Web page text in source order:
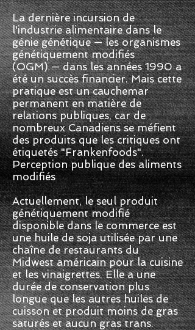
La dernière incursion de
l'industrie alimentaire dans le
génie génétique — les organismes
génétiquement modifiés
(OGM) — dans les années 1990 a
été un succès financier. Mais cette
pratique est un cauchemar
permanent en matière de
relations publiques, car de
nombreux Canadiens se méfient
des produits que les critiques ont
étiquetés "Frankenfoods".
Perception publique des aliments
modifiés
Actuellement, le seul produit
génétiquement modifié
disponible dans le commerce est
une huile de soja utilisée par une
chaîne de restaurants du
Midwest américain pour la cuisine
et les vinaigrettes. Elle a une
durée de conservation plus
longue que les autres huiles de
cuisson et produit moins de gras
saturés et aucun gras trans.